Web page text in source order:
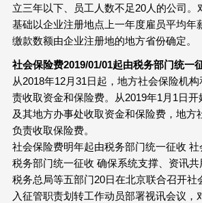
立三年以下、员工人数不足20人的公司。
基础以企业注册地点上一年度雇员平均年
缴款数额由企业注册地的地方省份确定。
社会保险费2019/01/01起由税务部门统一
从2018年12月31日起，地方社会保险机
责收取资金和保险费。从2019年1月1日
及其地方办事处收取资金和保险费，地方
负责收取保险费。
社会保险费明年起由税务部门统一征收
税务部门统一征收 确保系统支撑、资讯
税务总局等五部门20日在北京联合召开社
入征管职责划转工作动员部署视讯会议，